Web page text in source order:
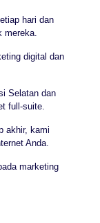
hari dan
mereka.
digital dan
Selatan dan
full-suite.
akhir, kami
Anda.
marketing